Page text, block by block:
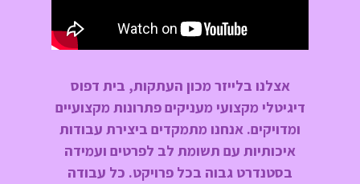
אצלנו בלייזר מכון העתקות, בית דפוס
דיגיטלי מקצועי מעניקים פתרונות מקצועיים
ומדויקים. אנחנו מתמקדים ביצירת עבודות
איכותיות עם תשומת לב לפרטים ועמידה
בסטנדרט גבוה בכל פרויקט. כל עבודה